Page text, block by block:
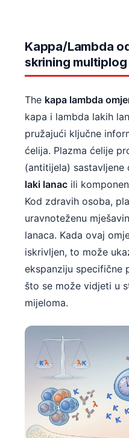
Kappa/Lambda
skrining multiplog
The kapa lambda
kapa i lambda lakih
pružajući ključne
ćelija. Plazma ćelije
(antitijela) sastavljene
laki lanac ili
Kod zdravih osoba,
uravnoteženu
lanaca. Kada ovaj
iskrivljen, to može
ekspanziju specifične
što se može vidjeti u
mijeloma.
Română
简体中文
Български
Dansk
Nederlands
हिन्दी
Bahasa Indonesia
Հայերեն
Српски језик
Svenska
Azərbaycan dili
Eesti
日本語
ქართული
Lietuvių kalba
Polski